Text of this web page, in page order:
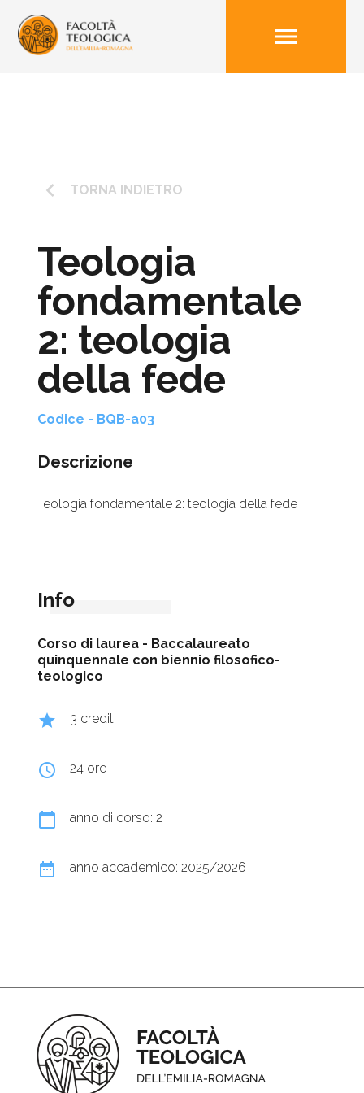
menu
keyboard_arrow_left TORNA INDIETRO
Teologia
fondamentale
2: teologia
della fede
Codice - BQB-a03
Descrizione
Teologia fondamentale 2: teologia della fede
Info
Corso di laurea - Baccalaureato
quinquennale con biennio filosofico-
teologico
grade 3 crediti
query_builder 24 ore
calendar_today anno di corso: 2
date_range anno accademico: 2025/2026